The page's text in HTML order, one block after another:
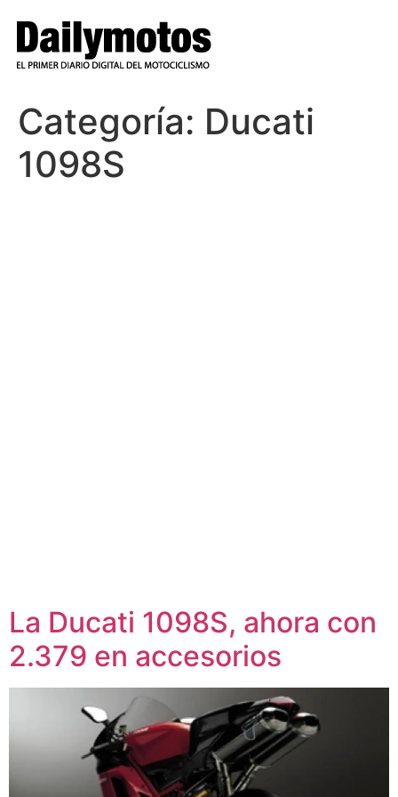
contenido
Categoría: Ducati
1098S
La Ducati 1098S, ahora con
2.379 en accesorios